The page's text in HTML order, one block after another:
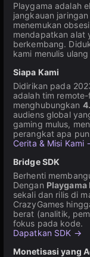
Playgama adalah
jangkauan
menemukan
mendapatkan alat
berkembang.
kami menulis
Siapa Kami
Didirikan pada
adalah tim
menghubungkan
audiens global
gaming mulus,
perangkat apa
Cerita & Misi Kami
Bridge SDK
Berhenti
Dengan Playgama
sekali dan rilis di
CrazyGames
berat (analitik,
fokus pada kode.
Dapatkan SDK →
Monetisasi yang